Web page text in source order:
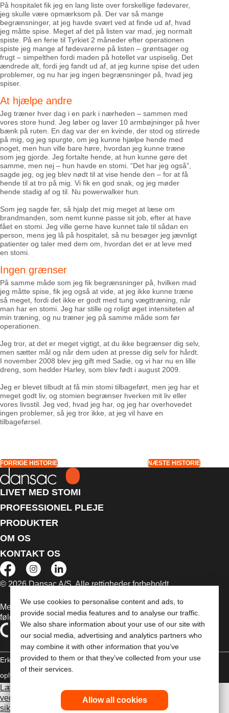
We use cookies to personalise content and ads, to
provide social media features and to analyse our traffic.
We also share information about your use of our site with
our social media, advertising and analytics partners who
may combine it with other information that you’ve
provided to them or that they’ve collected from your use
of their services.
Allow all cookies
På hospitalet fik jeg en lang liste over forskellige fødevarer,
jeg skulle være opmærksom på. Der var så mange
begrænsninger, at jeg havde svært ved at finde ud af, hvad
jeg måtte spise. Meget af det på listen var mad, jeg normalt
spiste. På en ferie til Tyrkiet 2 måneder efter operationen
spiste jeg mange af fødevarerne på listen – grøntsager og
frugt – simpelthen fordi maden på hotellet var uspiselig. Det
ændrede alt, fordi jeg fandt ud af, at jeg kunne spise det uden
problemer, og nu har jeg ingen begrænsninger på, hvad jeg
spiser.
At hjælpe andre
Jeg træner hver dag i en park i nærheden – sammen med
vores store hund. Jeg løber og laver 10 armbøjninger på hver
bænk på ruten. En dag var der en kvinde, der stod og stirrede
på mig, og jeg spurgte, om jeg kunne hjælpe hende med
noget, men hun ville bare høre, hvordan jeg kunne træne
som jeg gjorde. Jeg fortalte hende, at hun kunne gøre det
samme, men nej – hun havde en stomi. “Det har jeg også”,
sagde jeg, og jeg blev nødt til at vise hende den – for at få
hende til at tro på mig. Vi fik en god snak, og jeg møder
hende stadig af og til. Nu powerwalker hun.
Som jeg sagde før, så hjalp det mig meget at læse om
brandmanden, som nemt kunne passe sit job, efter at have
fået en stomi. Jeg ville gerne have kunnet tale til sådan en
person, mens jeg lå på hospitalet, så nu besøger jeg jævnligt
patienter og taler med dem om, hvordan det er at leve med
en stomi.
Ingen grænser
På samme måde som jeg fik begrænsninger på, hvilken mad
jeg måtte spise, fik jeg også at vide, at jeg ikke kunne træne
så meget, fordi det ikke er godt med tung vægttræning, når
man har en stomi. Jeg har stille og roligt øget intensiteten af
min træning, og nu træner jeg på samme måde som før
operationen.
Jeg tror, at det er meget vigtigt, at du ikke begrænser dig selv,
men sætter mål og når dem uden at presse dig selv for hårdt.
I november 2008 blev jeg gift med Sadie, og vi har nu en lille
dreng, som hedder Harley, som blev født i august 2009.
Jeg er blevet tilbudt at få min stomi tilbageført, men jeg har et
meget godt liv, og stomien begrænser hverken mit liv eller
vores livsstil. Jeg ved, hvad jeg har, og jeg har overhovedet
ingen problemer, så jeg tror ikke, at jeg vil have en
tilbageførsel.
FORRIGE HISTORIE NÆSTE HISTORIE
LIVET MED STOMI
PROFESSIONEL PLEJE
PRODUKTER
OM OS
KONTAKT OS
© 2026 Dansac A/S. Alle rettigheder forbeholdt.
Medicinsk udstyr, der sælges i EU, er mærket med et af
følgende symboler
Erklæring om copyright Politik til beskyttelse af personlige
oplysninger
Læs venligst brugsvejledningen inden brug for information
vedrørende brug, kontraindikationer, advarsler,
sikkerhedsforanstaltninger og instruktioner.